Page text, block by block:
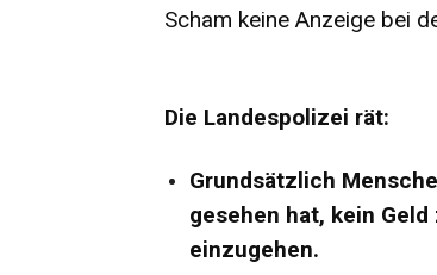
Scham keine Anzeige bei
Die Landespolizei rät:
Grundsätzlich
gesehen hat, kein
einzugehen.